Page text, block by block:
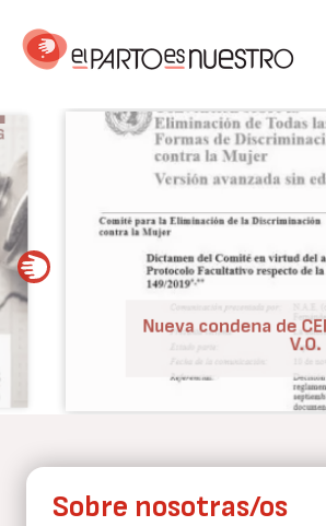
contenido
Nueva condena de CEDAW a
Sobre nosotras/os